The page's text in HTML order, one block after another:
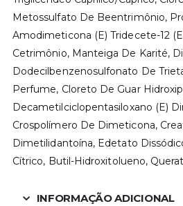
Metossulfato De Beentrimônio,
Amodimeticona (E) Tridecete-12
Cetrimônio, Manteiga De Karité,
Dodecilbenzenosulfonato De
Perfume, Cloreto De Guar
Decametilciclopentasiloxano (E)
Crospolímero De Dimeticona,
Dimetilidantoína, Edetato
Cítrico, Butil-Hidroxitolueno,
INFORMAÇÃO ADICIONAL